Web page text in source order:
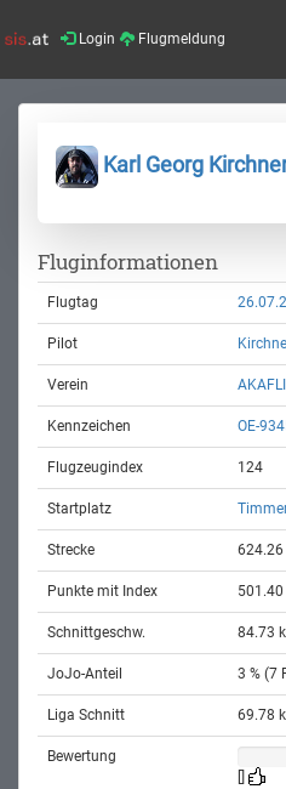
Login Flugmeldung
Karl Georg Kirchner
Fluginformationen
Flugtag
Pilot
Verein
Kennzeichen OE-
Flugzeugindex 124
Startplatz
Strecke 624.26
Punkte mit Index
Schnittgeschw. 84.73
JoJo-Anteil 3 % (7
Liga Schnitt 69.78
Bewertung